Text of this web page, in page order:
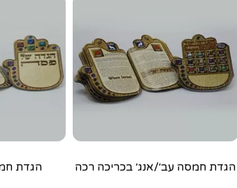
הגדת חמסה עב׳/אנג׳ בכריכה רכה הגדת